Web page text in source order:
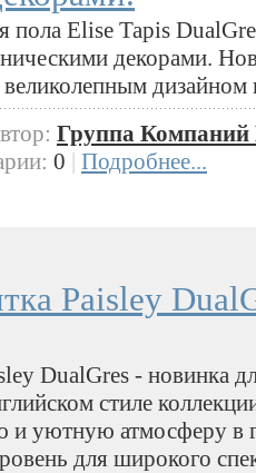
пола Elise Tapis
декорами.
дизайном
Группа Компаний
0 | Подробнее...
Paisley
DualGres - новинка
стиле
и уютную атмосферу в
для широкого